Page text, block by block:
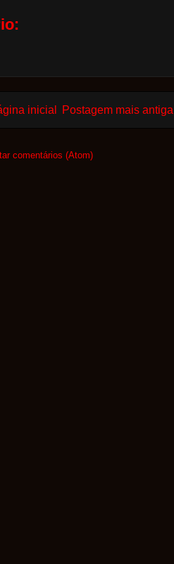
Postagem mais antiga
inicial
comentários (Atom)